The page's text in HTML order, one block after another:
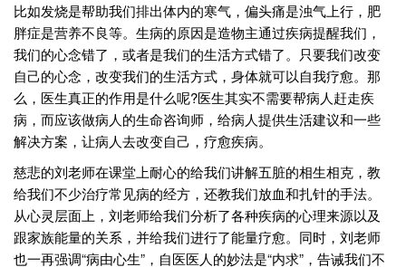
比如发烧是帮助我们排出体内的寒气，偏头痛是浊气上行，肥
胖症是营养不良等。生病的原因是造物主通过疾病提醒我们，
我们的心念错了，或者是我们的生活方式错了。只要我们改变
自己的心念，改变我们的生活方式，身体就可以自我疗愈。那
么，医生真正的作用是什么呢?医生其实不需要帮病人赶走疾
病，而应该做病人的生命咨询师，给病人提供生活建议和一些
解决方案，让病人去改变自己，疗愈疾病。
慈悲的刘老师在课堂上耐心的给我们讲解五脏的相生相克，教
给我们不少治疗常见病的经方，还教我们放血和扎针的手法。
从心灵层面上，刘老师给我们分析了各种疾病的心理来源以及
跟家族能量的关系，并给我们进行了能量疗愈。同时，刘老师
也一再强调“病由心生”，自医医人的妙法是“内求”，告诫我们不